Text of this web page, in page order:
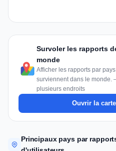
Survoler les rapports
monde
Afficher les rapports par
surviennent dans le monde.
plusieurs endroits
Ouvrir la
Principaux pays par